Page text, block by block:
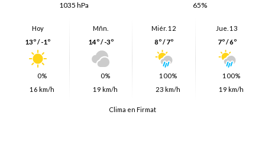
1035 hPa
65%
Hoy
13º / -1º
0%
16 km/h
Mñn.
14º / -3º
0%
19 km/h
Miér. 12
8º / 7º
100%
23 km/h
Jue. 13
7º / 6º
100%
19 km/h
Clima en Firmat